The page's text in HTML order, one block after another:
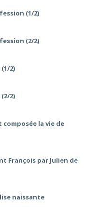
(1/2)
(2/2)
2)
2)
la vie de
François par Julien de
naissante